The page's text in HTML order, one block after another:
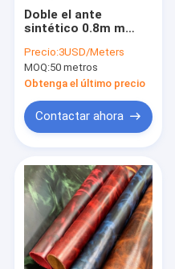
Doble el ante
sintético 0.8m m
para los guantes
Precio:3USD/Meters
MOQ:50 metros
Obtenga el último precio
Contactar ahora